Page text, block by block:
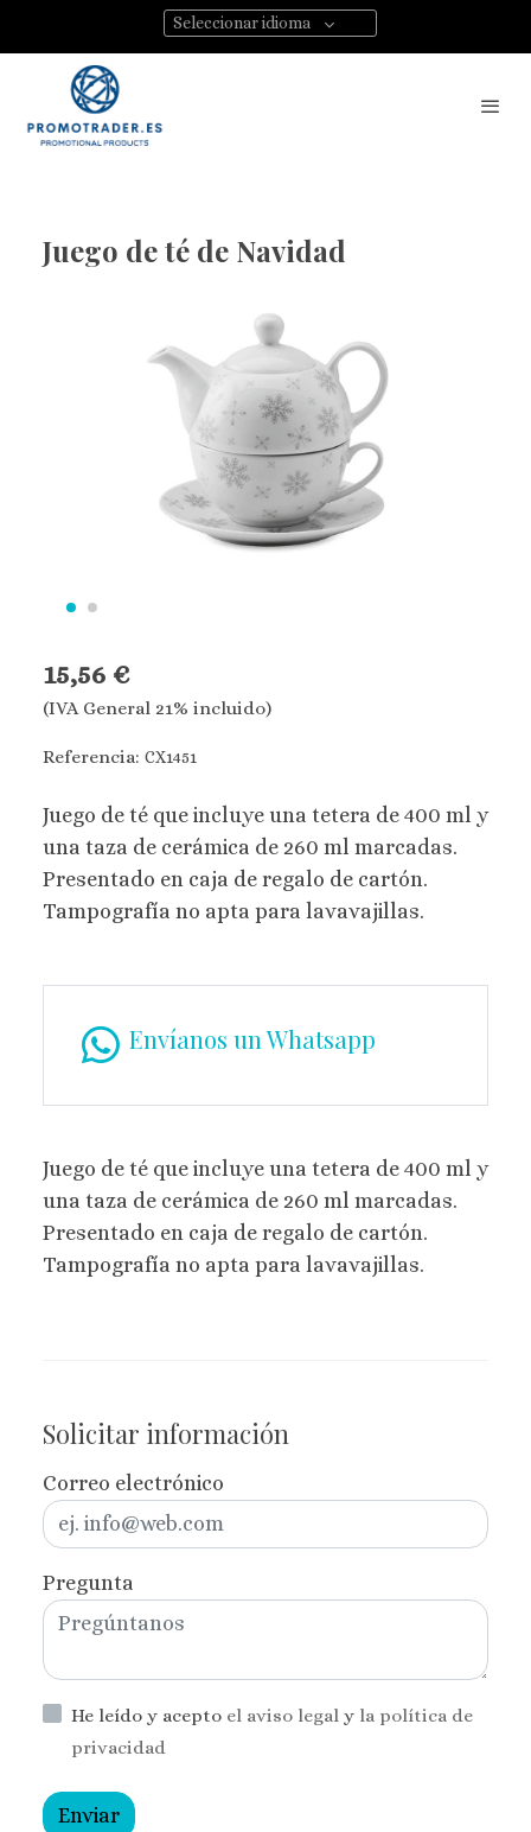
Seleccionar idioma
Juego de té de Navidad
15,56 €
(IVA General 21% incluido)
Referencia: CX1451
Juego de té que incluye una tetera de 400 ml y
una taza de cerámica de 260 ml marcadas.
Presentado en caja de regalo de cartón.
Tampografía no apta para lavavajillas.
Envíanos un Whatsapp
Juego de té que incluye una tetera de 400 ml y
una taza de cerámica de 260 ml marcadas.
Presentado en caja de regalo de cartón.
Tampografía no apta para lavavajillas.
Solicitar información
Correo electrónico
Pregunta
He leído y acepto el aviso legal y la política de
privacidad
Enviar